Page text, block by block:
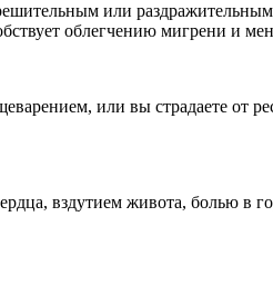
или
облегчению мигрени и
или вы страдаете от
вздутием живота, болью в